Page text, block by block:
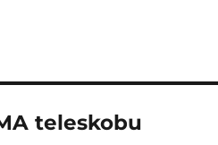
teleskobu